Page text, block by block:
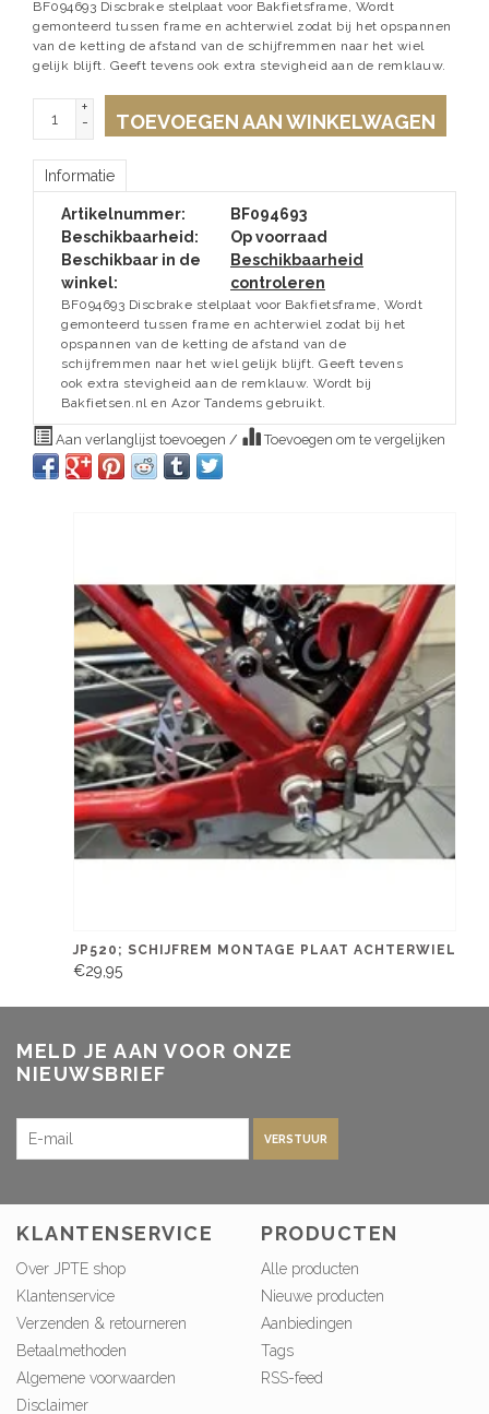
BF094693 Discbrake stelplaat voor Bakfietsframe, Wordt
gemonteerd tussen frame en achterwiel zodat bij het opspannen
van de ketting de afstand van de schijfremmen naar het wiel
gelijk blijft. Geeft tevens ook extra stevigheid aan de remklauw.
+
-
TOEVOEGEN AAN WINKELWAGEN
Informatie
Artikelnummer:
BF094693
Beschikbaarheid:
Op voorraad
Beschikbaar in de
winkel:
Beschikbaarheid
controleren
BF094693 Discbrake stelplaat voor Bakfietsframe, Wordt
gemonteerd tussen frame en achterwiel zodat bij het
opspannen van de ketting de afstand van de
schijfremmen naar het wiel gelijk blijft. Geeft tevens
ook extra stevigheid aan de remklauw. Wordt bij
Bakfietsen.nl en Azor Tandems gebruikt.
Aan verlanglijst toevoegen / Toevoegen om te vergelijken
JP520; SCHIJFREM MONTAGE PLAAT ACHTERWIEL
€29,95
MELD JE AAN VOOR ONZE
NIEUWSBRIEF
VERSTUUR
KLANTENSERVICE
Over JPTE shop
Klantenservice
Verzenden & retourneren
Betaalmethoden
Algemene voorwaarden
Disclaimer
PRODUCTEN
Alle producten
Nieuwe producten
Aanbiedingen
Tags
RSS-feed